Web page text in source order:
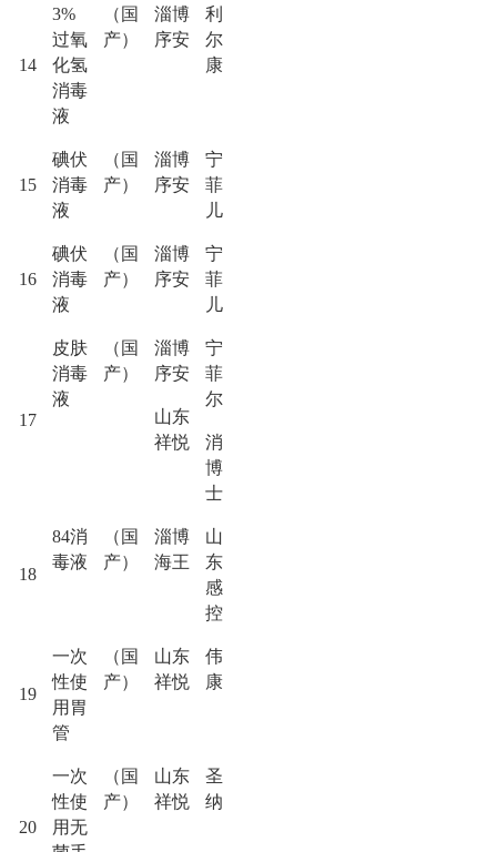
14
3%
过氧
化氢
消毒
液
（国
产）
淄博
序安
利
尔
康
15
碘伏
消毒
液
（国
产）
淄博
序安
宁
菲
儿
16
碘伏
消毒
液
（国
产）
淄博
序安
宁
菲
儿
17
皮肤
消毒
液
（国
产）
淄博
序安
山东
祥悦
宁
菲
尔
消
博
士
18
84消
毒液
（国
产）
淄博
海王
山
东
感
控
19
一次
性使
用胃
管
（国
产）
山东
祥悦
伟
康
20
一次
性使
用无
（国
产）
山东
祥悦
圣
纳